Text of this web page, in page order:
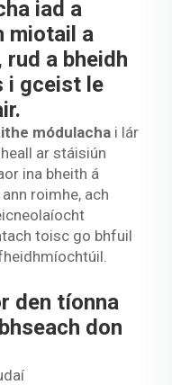
iad a
miotail a
a bheidh
i gceist le
módulacha i lár
ar stáisiún
ina bheith á
roimhe, ach
toisc go bhfuil
den tíonna
don